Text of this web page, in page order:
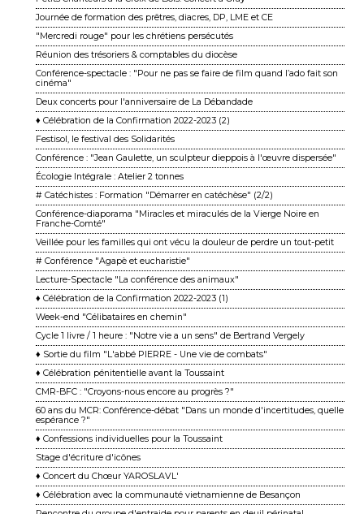
Journée de formation des prêtres, diacres, DP, LME et CE
"Mercredi rouge" pour les chrétiens persécutés
Réunion des trésoriers & comptables du diocèse
Conférence-spectacle : "Pour ne pas se faire de film quand l’ado fait son
cinéma"
Deux concerts pour l'anniversaire de La Débandade
♦ Célébration de la Confirmation 2022-2023 (2)
Festisol, le festival des Solidarités
Conférence : "Jean Gaulette, un sculpteur dieppois à l'œuvre dispersée"
Écologie Intégrale : Atelier 2 tonnes
# Catéchistes : Formation "Démarrer en catéchèse" (2/2)
Conférence-diaporama "Miracles et miraculés de la Vierge Noire en
Franche-Comté"
Veillée pour les familles qui ont vécu la douleur de perdre un tout-petit
# Conférence "Agapè et eucharistie"
Lecture-Spectacle "La conférence des animaux"
♦ Célébration de la Confirmation 2022-2023 (1)
Week-end "Célibataires en chemin"
Cycle 1 livre / 1 heure : "Notre vie a un sens" de Bertrand Vergely
♦ Sortie du film "L'abbé PIERRE - Une vie de combats"
♦ Célébration pénitentielle avant la Toussaint
CMR-BFC : "Croyons-nous encore au progrès ?"
60 ans du MCR: Conférence-débat "Dans un monde d'incertitudes, quelle
espérance ?"
♦ Confessions individuelles pour la Toussaint
Stage d'écriture d'icônes
♦ Concert du Chœur YAROSLAVL'
♦ Célébration avec la communauté vietnamienne de Besançon